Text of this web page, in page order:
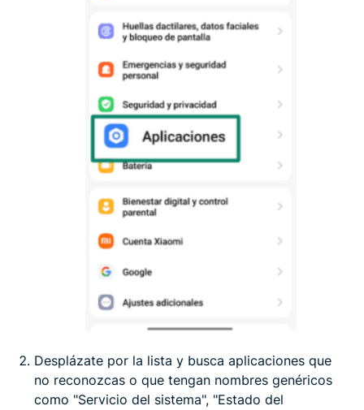
Desplázate por la lista y busca aplicaciones que
no reconozcas o que tengan nombres genéricos
como "Servicio del sistema", "Estado del